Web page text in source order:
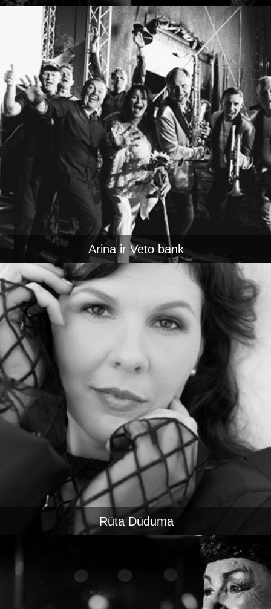
Arina ir Veto bank
Rūta Dūduma